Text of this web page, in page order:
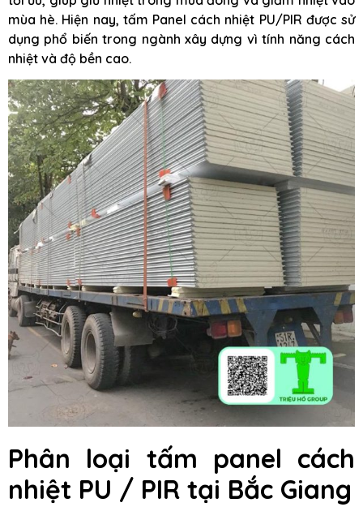
mùa hè. Hiện nay, tấm Panel cách nhiệt PU/PIR được sử
dụng phổ biến trong ngành xây dựng vì tính năng cách
nhiệt và độ bền cao.
Phân loại tấm panel cách
nhiệt PU / PIR tại Bắc Giang